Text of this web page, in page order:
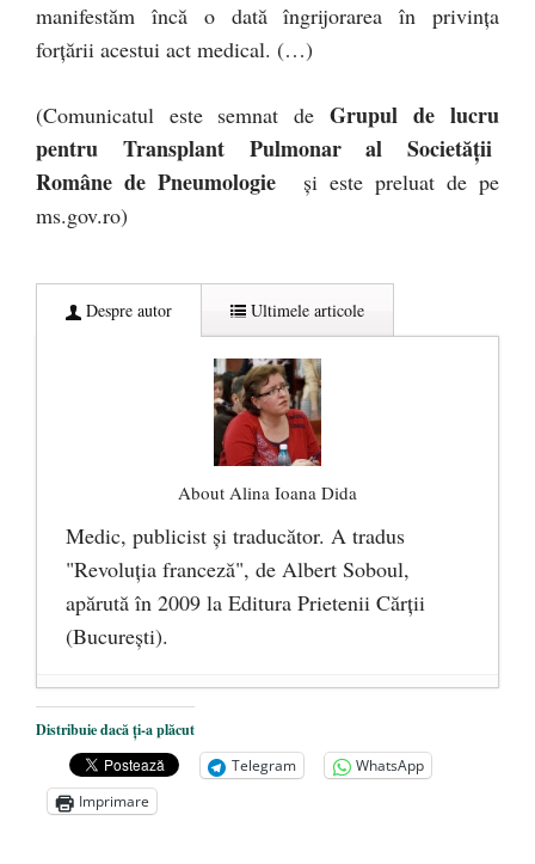
manifestăm încă o dată îngrijorarea în privința
forțării acestui act medical. (…)
(Comunicatul este semnat de Grupul de lucru
pentru Transplant Pulmonar
al Societății
Române de Pneumologie
și este preluat de pe
ms.gov.ro)
Despre autor Ultimele articole
About Alina Ioana Dida
Medic, publicist şi traducător. A tradus
"Revoluţia franceză", de Albert Soboul,
apărută în 2009 la Editura Prietenii Cărţii
(Bucureşti).
Ceva despre pandemie
O carte despre embrionul uman, ca
persoană ce trebuie apărată - 8 octombrie
2019
Distribuie dacă ți-a plăcut
Telegram
WhatsApp
Imprimare